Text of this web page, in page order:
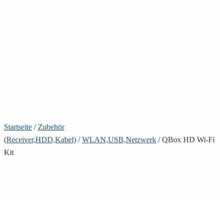
Startseite / Zubehör
(Receiver,HDD,Kabel) /WLAN,USB,Netzwerk / QBox HD Wi-Fi
Kit